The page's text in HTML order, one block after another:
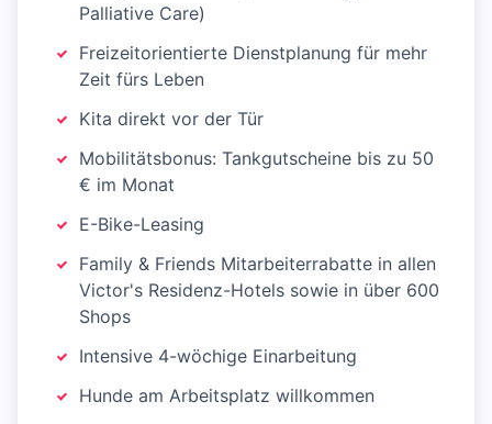
Palliative Care)
Freizeitorientierte Dienstplanung für mehr
Zeit fürs Leben
Kita direkt vor der Tür
Mobilitätsbonus: Tankgutscheine bis zu 50
€ im Monat
E-Bike-Leasing
Family & Friends Mitarbeiterrabatte in allen
Victor's Residenz-Hotels sowie in über 600
Shops
Intensive 4-wöchige Einarbeitung
Hunde am Arbeitsplatz willkommen